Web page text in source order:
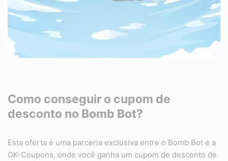
Como conseguir o cupom de
desconto no Bomb Bot?
Esta oferta é uma parceria exclusiva entre o Bomb Bot e a
OK-Coupons, onde você ganha um cupom de desconto de